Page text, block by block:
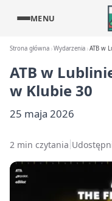
MENU
Strona główna Wydarzenia ATB w
ATB w
w Klubie 30
25 maja 2026
2 min czytania